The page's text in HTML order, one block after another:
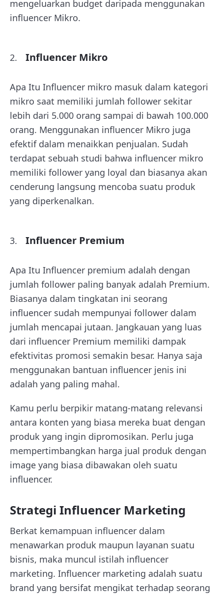
mengeluarkan budget daripada menggunakan
influencer Mikro.
Influencer Mikro
Apa Itu Influencer mikro masuk dalam kategori
mikro saat memiliki jumlah follower sekitar
lebih dari 5.000 orang sampai di bawah 100.000
orang. Menggunakan influencer Mikro juga
efektif dalam menaikkan penjualan. Sudah
terdapat sebuah studi bahwa influencer mikro
memiliki follower yang loyal dan biasanya akan
cenderung langsung mencoba suatu produk
yang diperkenalkan.
Influencer Premium
Apa Itu Influencer premium adalah dengan
jumlah follower paling banyak adalah Premium.
Biasanya dalam tingkatan ini seorang
influencer sudah mempunyai follower dalam
jumlah mencapai jutaan. Jangkauan yang luas
dari influencer Premium memiliki dampak
efektivitas promosi semakin besar. Hanya saja
menggunakan bantuan influencer jenis ini
adalah yang paling mahal.
Kamu perlu berpikir matang-matang relevansi
antara konten yang biasa mereka buat dengan
produk yang ingin dipromosikan. Perlu juga
mempertimbangkan harga jual produk dengan
image yang biasa dibawakan oleh suatu
influencer.
Strategi Influencer Marketing
Berkat kemampuan influencer dalam
menawarkan produk maupun layanan suatu
bisnis, maka muncul istilah influencer
marketing. Influencer marketing adalah suatu
brand yang bersifat mengikat terhadap seorang